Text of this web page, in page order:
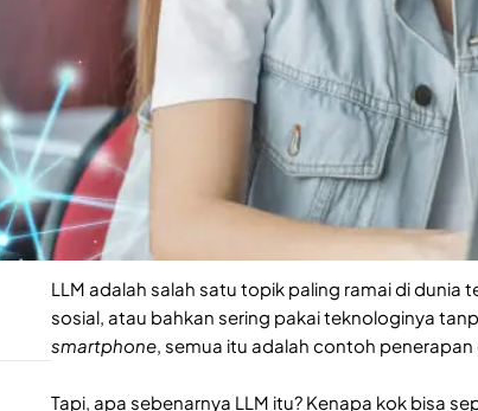
LLM adalah salah satu topik paling ramai di dunia
sosial, atau bahkan sering pakai teknologinya
smartphone, semua itu adalah contoh penerapan
Tapi, apa sebenarnya LLM itu? Kenapa kok bisa